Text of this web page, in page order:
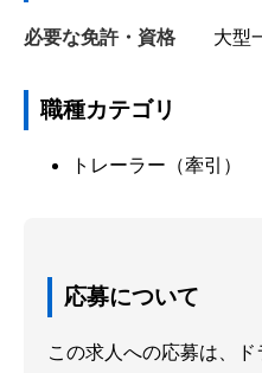
必要な免許・資格 大型
職種カテゴリ
トレーラー（牽引）
応募について
この求人への応募は、